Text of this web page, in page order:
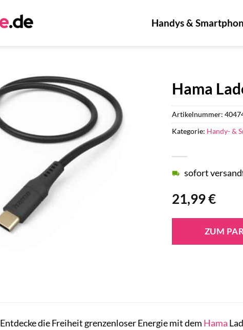
Handys &
Hama
21,99€
sofort
ZUM
Artikelnummer:
Kategorie: Handy- &
Entdecke die Freiheit grenzenloser Energie mit dem Hama